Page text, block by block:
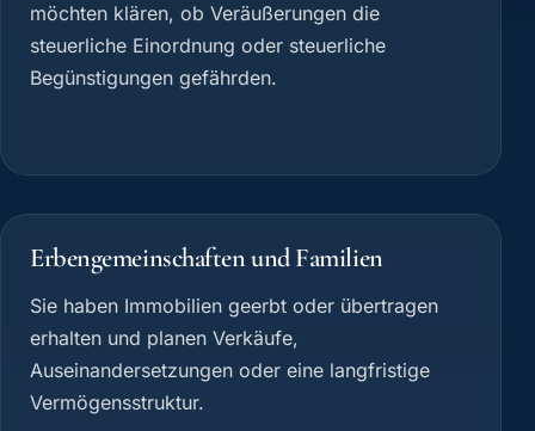
möchten klären, ob Veräußerungen die
steuerliche Einordnung oder steuerliche
Begünstigungen gefährden.
Erbengemeinschaften und Familien
Sie haben Immobilien geerbt oder übertragen
erhalten und planen Verkäufe,
Auseinandersetzungen oder eine langfristige
Vermögensstruktur.